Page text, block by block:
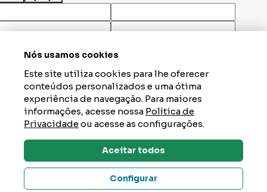
Dúvidas? Tire Aqui
Nós usamos cookies
Este site utiliza cookies para lhe oferecer
conteúdos personalizados e uma ótima
experiência de navegação. Para maiores
informações, acesse nossa Política de
Privacidadeou acesse as configurações.
Aceitar todos
Configurar